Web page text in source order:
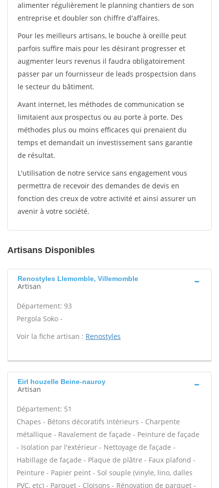
alimenter régulièrement le planning chantiers de son
entreprise et doubler son chiffre d'affaires.
Pour les meilleurs artisans, le bouche à oreille peut
parfois suffire mais pour les désirant progresser et
augmenter leurs revenus il faudra obligatoirement
passer par un fournisseur de leads prospectsion dans
le secteur du bâtiment.
Avant internet, les méthodes de communication se
limitaient aux prospectus ou au porte à porte. Des
méthodes plus ou moins efficaces qui prenaient du
temps et demandait un investissement sans garantie
de résultat.
L'utilisation de notre service sans engagement vous
permettra de recevoir des demandes de devis en
fonction des creux de votre activité et ainsi assurer un
avenir à votre société.
Artisans Disponibles
Renostyles Llemomble, Villemomble
Artisan
Département: 93
Pergola Soko -
Voir la fiche artisan : Renostyles
Eirl houzelle Beine-nauroy
Artisan
Département: 51
Chapes - Bétons décoratifs intérieurs - Charpente
métallique - Ravalement de façade - Peinture de façade
- Isolation par l'extérieur - Nettoyage de façade -
Habillage de façade - Plaque de plâtre - Faux plafond -
Peinture - Papier peint - Sol souple (vinyle, lino, dalles
PVC, etc) - Parquet - Cloisons - Rénovation de parquet -